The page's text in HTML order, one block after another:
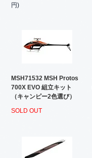
円)
MSH71532 MSH Protos
700X EVO 組立キット
（キャンピー2色選び）
SOLD OUT